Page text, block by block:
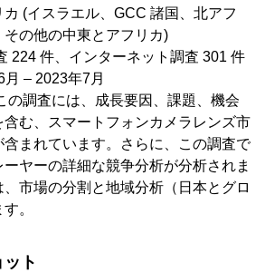
(イスラエル、GCC 諸国、北アフ
その他の中東とアフリカ)
224 件、インターネット調査 301 件
– 2023年7月
の調査には、成長要因、課題、機会
含む、スマートフォンカメラレンズ市
まれています。さらに、この調査で
ヤーの詳細な競争分析が分析されま
市場の分割と地域分析（日本とグロ
。
ト